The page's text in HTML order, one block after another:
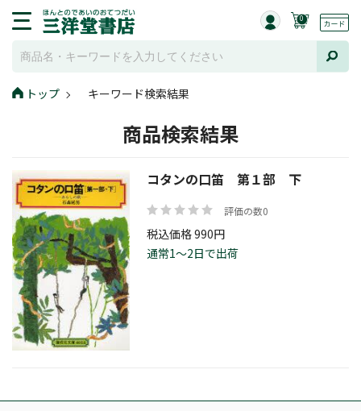
0
トップ キーワード検索結果
商品検索結果
コタンの口笛 第１部 下
評価の数0
税込価格 990円
通常1～2日で出荷